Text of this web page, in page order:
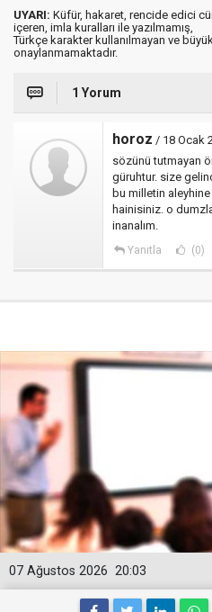
UYARI: Küfür, hakaret, rencide edici
içeren, imla kuralları ile yazılmamış,
Türkçe karakter kullanılmayan ve
onaylanmamaktadır.
1 Yorum
horoz / 18 Ocak
sözünü tutmayan
güruhtur. size
bu milletin
hainisiniz. o
inanalım.
Yanıtla (0)
20:03
07 Ağustos 2026